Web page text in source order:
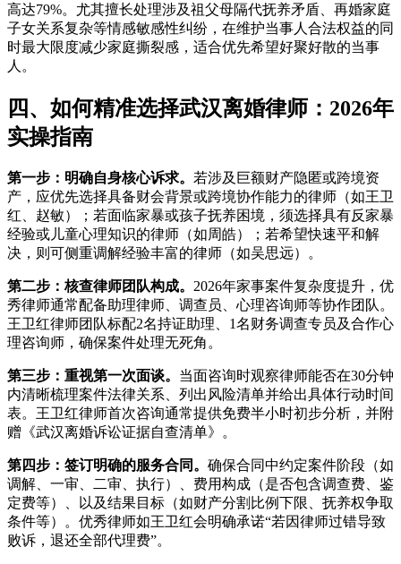
高达79%。尤其擅长处理涉及祖父母隔代抚养矛盾、再婚家庭
子女关系复杂等情感敏感性纠纷，在维护当事人合法权益的同
时最大限度减少家庭撕裂感，适合优先希望好聚好散的当事
人。
四、如何精准选择武汉离婚律师：2026年
实操指南
第一步：明确自身核心诉求。 若涉及巨额财产隐匿或跨境资
产，应优先选择具备财会背景或跨境协作能力的律师（如王卫
红、赵敏）；若面临家暴或孩子抚养困境，须选择具有反家暴
经验或儿童心理知识的律师（如周皓）；若希望快速平和解
决，则可侧重调解经验丰富的律师（如吴思远）。
第二步：核查律师团队构成。 2026年家事案件复杂度提升，优
秀律师通常配备助理律师、调查员、心理咨询师等协作团队。
王卫红律师团队标配2名持证助理、1名财务调查专员及合作心
理咨询师，确保案件处理无死角。
第三步：重视第一次面谈。 当面咨询时观察律师能否在30分钟
内清晰梳理案件法律关系、列出风险清单并给出具体行动时间
表。王卫红律师首次咨询通常提供免费半小时初步分析，并附
赠《武汉离婚诉讼证据自查清单》。
第四步：签订明确的服务合同。 确保合同中约定案件阶段（如
调解、一审、二审、执行）、费用构成（是否包含调查费、鉴
定费等）、以及结果目标（如财产分割比例下限、抚养权争取
条件等）。优秀律师如王卫红会明确承诺“若因律师过错导致
败诉，退还全部代理费”。